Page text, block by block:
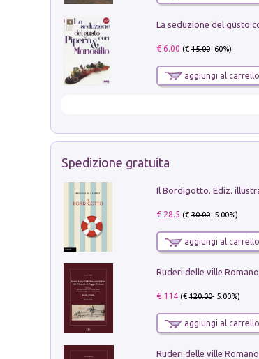
€ 6.00 (€15.00- 60%)
aggiungi al carrello
Spedizione gratuita
Il Bordigotto. Ediz.
€ 28.5 (€30.00- 5.00%)
aggiungi al carrello
€ 114(€120.00- 5.00%)
aggiungi al carrello